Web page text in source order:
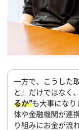
一方で、こうした
と』だけではなく、
るか”も大事になり
体や金融機関が連
り組みにお金が流